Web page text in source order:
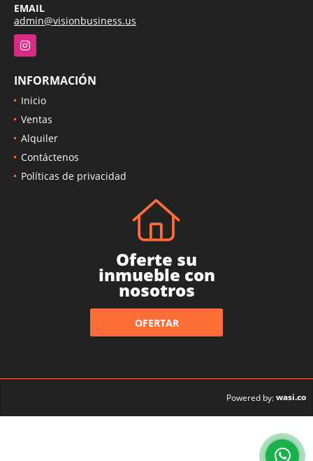
EMAIL
admin@visionbusiness.us
Instagram
INFORMACIÓN
Inicio
Ventas
Alquiler
Contáctenos
Políticas de privacidad
Oferte su
inmueble con
nosotros
OFERTAR
Powered by:wasi.co